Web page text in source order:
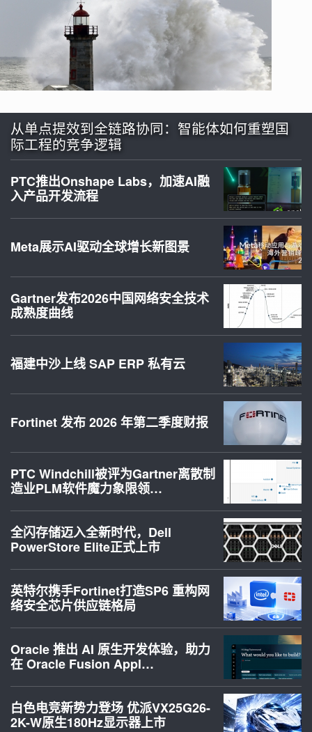
从单点提效到全链路协同：智能体如何重塑国
际工程的竞争逻辑
PTC推出Onshape Labs，加速AI融
入产品开发流程
Meta展示AI驱动全球增长新图景
Gartner发布2026中国网络安全技术
成熟度曲线
福建中沙上线 SAP ERP 私有云
Fortinet 发布 2026 年第二季度财报
PTC Windchill被评为Gartner离散制
造业PLM软件魔力象限领…
全闪存储迈入全新时代，Dell
PowerStore Elite正式上市
英特尔携手Fortinet打造SP6 重构网
络安全芯片供应链格局
Oracle 推出 AI 原生开发体验，助力
在 Oracle Fusion Appl…
白色电竞新势力登场 优派VX25G26-
2K-W原生180Hz显示器上市